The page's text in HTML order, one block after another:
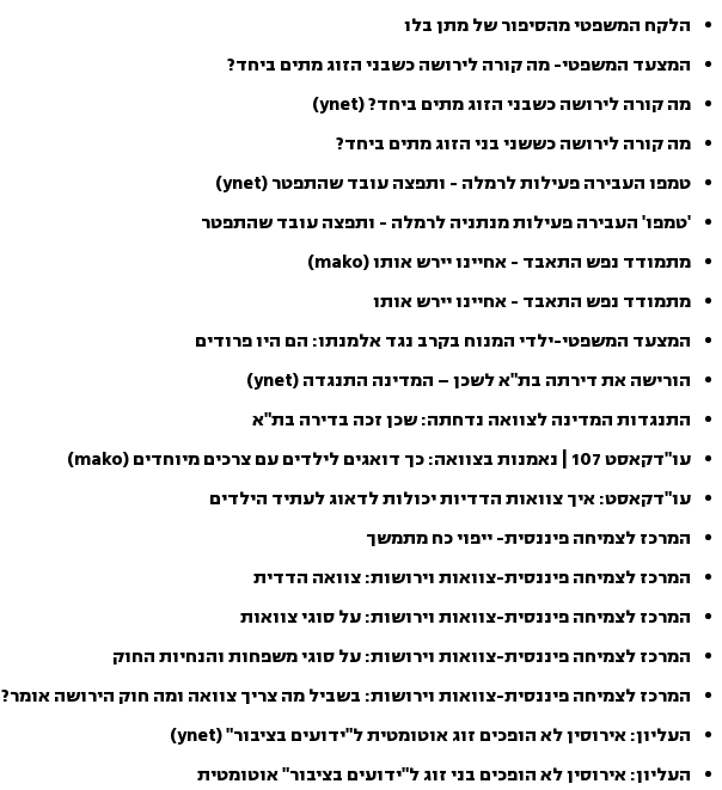
הלקח המשפטי מהסיפור של מתן בלו
המצעד המשפטי- מה קורה לירושה כשבני הזוג מתים ביחד?
מה קורה לירושה כשבני הזוג מתים ביחד? (ynet)
מה קורה לירושה כששני בני הזוג מתים ביחד?
טמפו העבירה פעילות לרמלה - ותפצה עובד שהתפטר (ynet)
'טמפו' העבירה פעילות מנתניה לרמלה - ותפצה עובד שהתפטר
מתמודד נפש התאבד - אחיינו יירש אותו (mako)
מתמודד נפש התאבד - אחיינו יירש אותו
המצעד המשפטי-ילדי המנוח בקרב נגד אלמנתו: הם היו פרודים
הורישה את דירתה בת"א לשכן – המדינה התנגדה (ynet)
התנגדות המדינה לצוואה נדחתה: שכן זכה בדירה בת"א
עו"דקאסט 107 | נאמנות בצוואה: כך דואגים לילדים עם צרכים מיוחדים (mako)
עו"דקאסט: איך צוואות הדדיות יכולות לדאוג לעתיד הילדים
המרכז לצמיחה פיננסית- ייפוי כח מתמשך
המרכז לצמיחה פיננסית-צוואות וירושות: צוואה הדדית
המרכז לצמיחה פיננסית-צוואות וירושות: על סוגי צוואות
המרכז לצמיחה פיננסית-צוואות וירושות: על סוגי משפחות והנחיות החוק
המרכז לצמיחה פיננסית-צוואות וירושות: בשביל מה צריך צוואה ומה חוק הירושה אומר?
העליון: אירוסין לא הופכים זוג אוטומטית ל"ידועים בציבור" (ynet)
העליון: אירוסין לא הופכים בני זוג ל"ידועים בציבור" אוטומטית